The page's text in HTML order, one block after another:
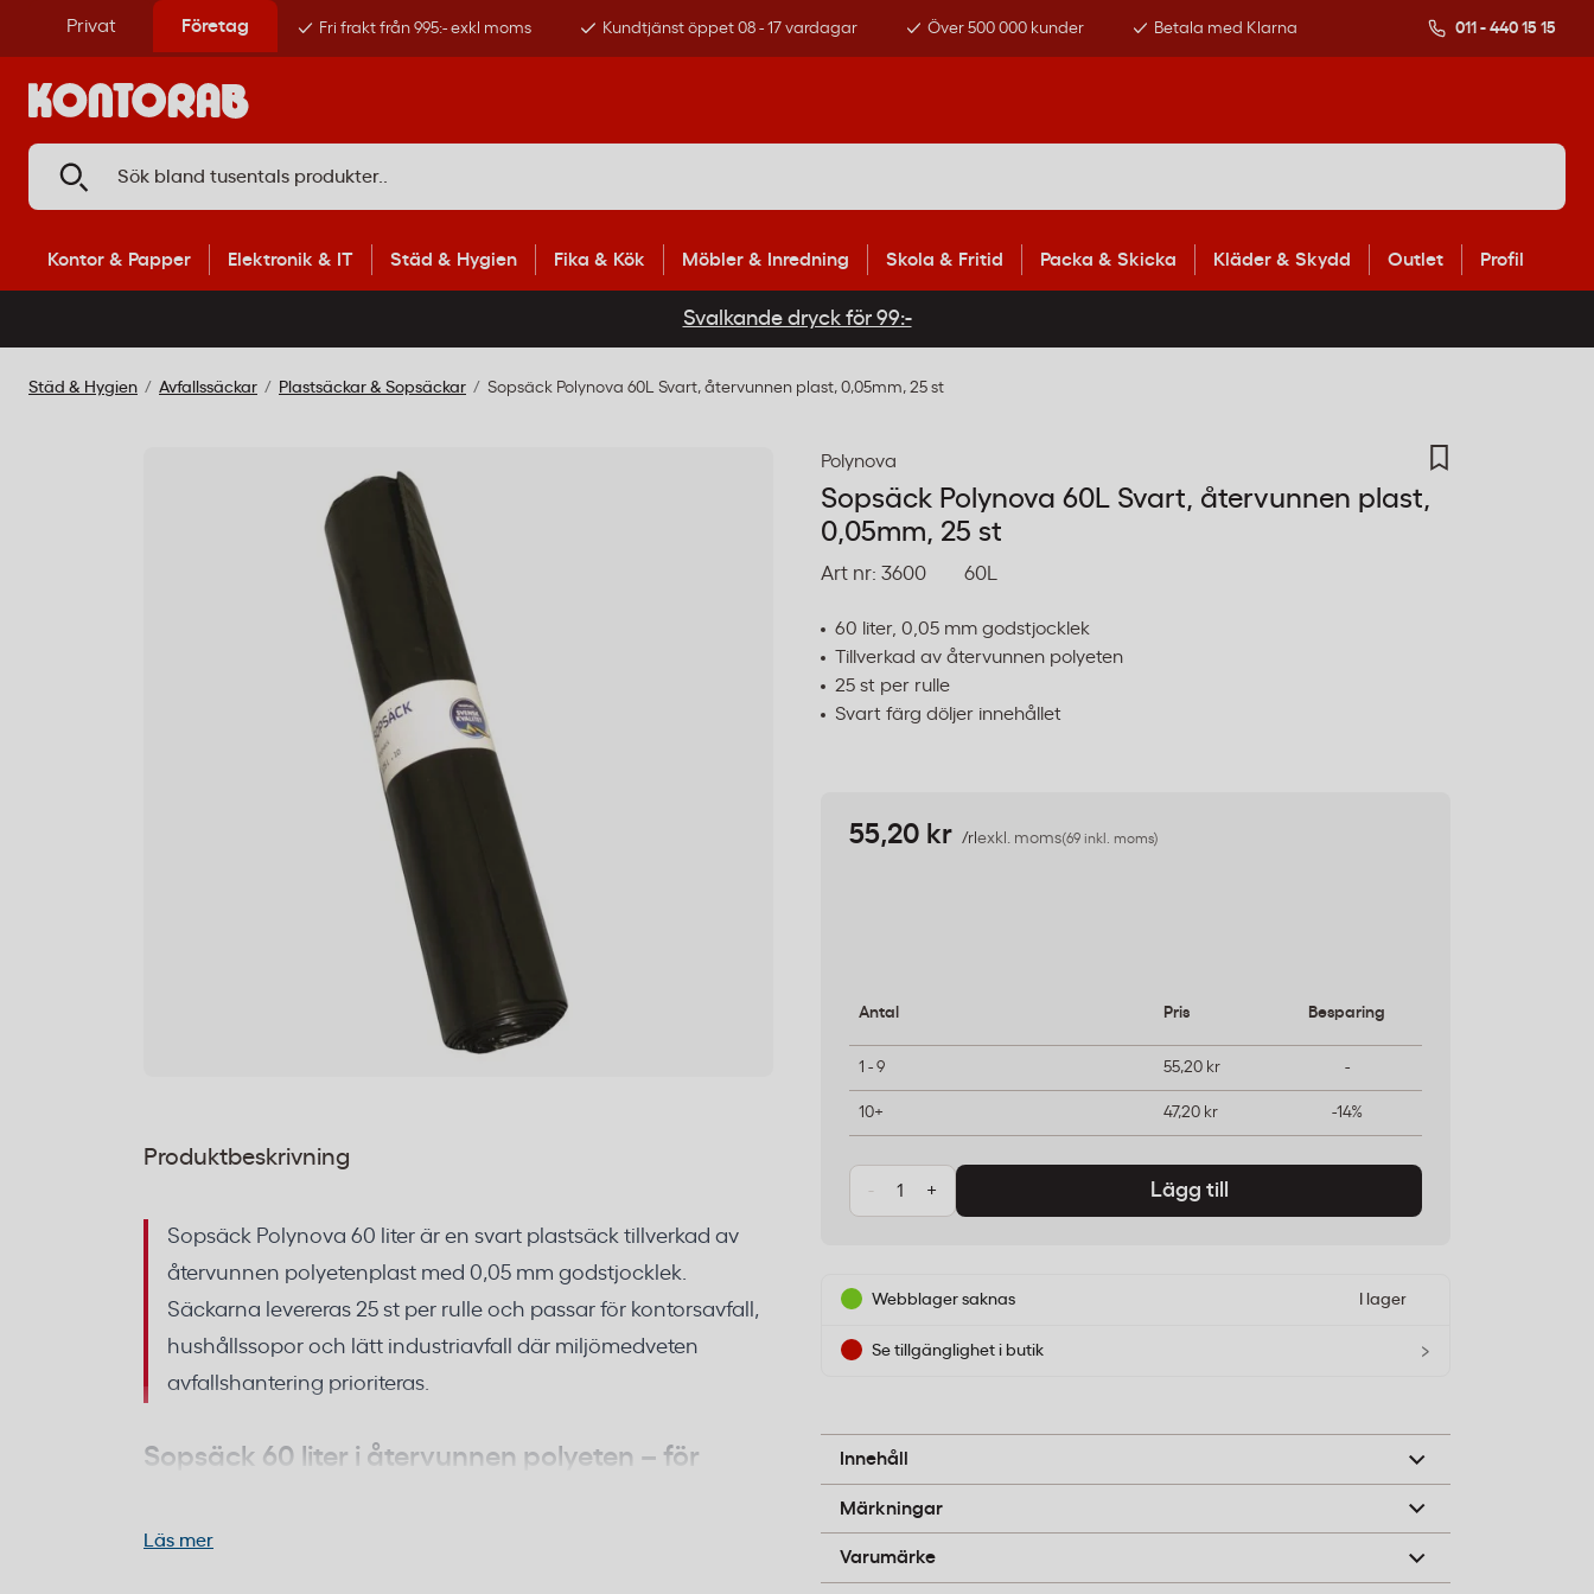
Privat Företag Fri frakt från 995:- exkl moms Kundtjänst öppet 08 - 17 vardagar Över 500 000 kunder Betala med Klarna 011 - 440 15 15
Kontor & Papper Elektronik & IT Städ & Hygien Fika & Kök Möbler & Inredning Skola & Fritid Packa & Skicka Kläder & Skydd Outlet Profil
Svalkande dryck för 99:-
Städ & Hygien Avfallssäckar Plastsäckar & Sopsäckar Sopsäck Polynova 60L Svart, återvunnen plast, 0,05mm, 25 st
Produktbeskrivning
Sopsäck Polynova 60 liter är en svart plastsäck tillverkad av
återvunnen polyetenplast med 0,05 mm godstjocklek.
Säckarna levereras 25 st per rulle och passar för kontorsavfall,
hushållssopor och lätt industriavfall där miljömedveten
avfallshantering prioriteras.
Sopsäck 60 liter i återvunnen polyeten – för
Polynova sopsäckar är tillverkade av återvunnet polyeten, vilket
Läs mer
Polynova
Sopsäck Polynova 60L Svart, återvunnen plast,
0,05mm, 25 st
Art nr: 3600 60L
60 liter, 0,05 mm godstjocklek
Tillverkad av återvunnen polyeten
25 st per rulle
Svart färg döljer innehållet
55,20 kr /rl exkl. moms(69 inkl. moms)
Antal Pris Besparing
1 - 9 55,20 kr -
10+ 47,20 kr -14%
- + Lägg till
Webblager saknas I lager
Se tillgänglighet i butik ›
Innehåll
Återvunnen polyetenplast
Märkningar
B-pil
Varumärke
Polynova